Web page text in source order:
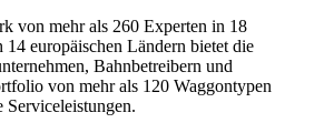
von mehr als 260 Experten in 18
14 europäischen Ländern bietet die
Bahnbetreibern und
von mehr als 120 Waggontypen
Serviceleistungen.